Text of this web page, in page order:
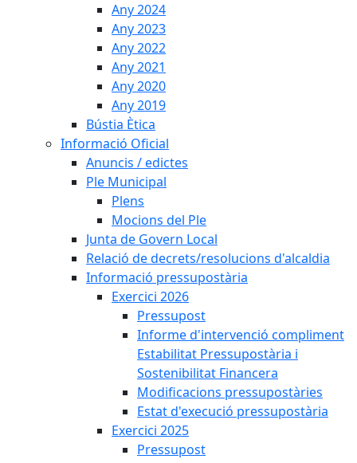
Any 2024
Any 2023
Any 2022
Any 2021
Any 2020
Any 2019
Bústia Ètica
Informació Oficial
Anuncis / edictes
Ple Municipal
Plens
Mocions del Ple
Junta de Govern Local
Relació de decrets/resolucions d'alcaldia
Informació pressupostària
Exercici 2026
Pressupost
Informe d'intervenció compliment
Estabilitat Pressupostària i
Sostenibilitat Financera
Modificacions pressupostàries
Estat d'execució pressupostària
Exercici 2025
Pressupost